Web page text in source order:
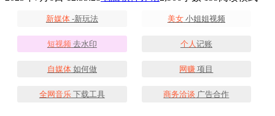
新媒体-新玩法 美女小姐姐视频
短视频去水印 个人记账
自媒体如何做 网赚 项目
全网音乐下载工具 商务洽谈 广告合作